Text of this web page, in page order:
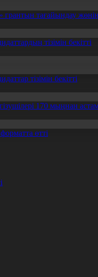
грантын тағайындау
тізімін бекітті
тізімін бекітті
170 мыңнан
өтті